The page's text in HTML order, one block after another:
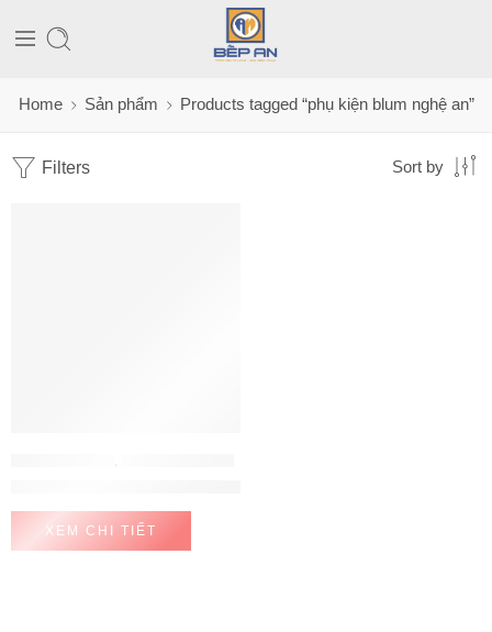
Home Sản phẩm Products tagged “phụ kiện blum nghệ an”
Filters Sort by
XEM CHI TIẾT